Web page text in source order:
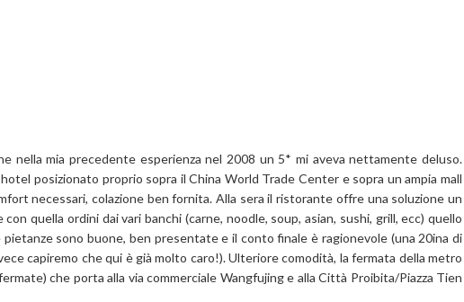
nella mia precedente esperienza nel 2008 un 5* mi aveva nettamente deluso.
posizionato proprio sopra il China World Trade Center e sopra un ampia mall
necessari, colazione ben fornita. Alla sera il ristorante offre una soluzione un
quella ordini dai vari banchi (carne, noodle, soup, asian, sushi, grill, ecc) quello
sono buone, ben presentate e il conto finale è ragionevole (una 20ina di
capiremo che qui è già molto caro!). Ulteriore comodità, la fermata della metro
che porta alla via commerciale Wangfujing e alla Città Proibita/Piazza Tien